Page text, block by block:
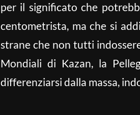
per il significato che
centometrista, ma che si
strane che non tutti
Mondiali di Kazan, la
differenziarsi dalla massa,